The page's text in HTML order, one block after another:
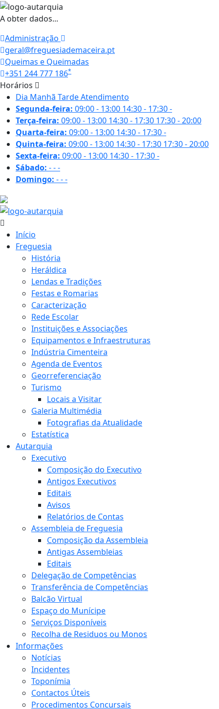
A obter dados...
Administração
geral@freguesiademaceira.pt
Queimas e Queimadas
+351 244 777 186*
Horários
Dia Manhã TardeAtendimento
Segunda-feira: 09:00 - 13:00 14:30 - 17:30-
Terça-feira: 09:00 - 13:00 14:30 - 17:30 17:30 - 20:00
Quarta-feira: 09:00 - 13:00 14:30 - 17:30-
Quinta-feira: 09:00 - 13:00 14:30 - 17:30 17:30 - 20:00
Sexta-feira: 09:00 - 13:00 14:30 - 17:30-
Sábado: ---
Domingo: ---
Início
Freguesia
História
Heráldica
Lendas e Tradições
Festas e Romarias
Caracterização
Rede Escolar
Instituições e Associações
Equipamentos e Infraestruturas
Indústria Cimenteira
Agenda de Eventos
Georreferenciação
Turismo
Locais a Visitar
Galeria Multimédia
Fotografias da Atualidade
Estatística
Autarquia
Executivo
Composição do Executivo
Antigos Executivos
Editais
Avisos
Relatórios de Contas
Assembleia de Freguesia
Composição da Assembleia
Antigas Assembleias
Editais
Delegação de Competências
Transferência de Competências
Balcão Virtual
Espaço do Munícipe
Serviços Disponíveis
Recolha de Residuos ou Monos
Informações
Notícias
Incidentes
Toponímia
Contactos Úteis
Procedimentos Concursais